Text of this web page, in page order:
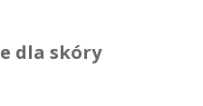
dla skóry